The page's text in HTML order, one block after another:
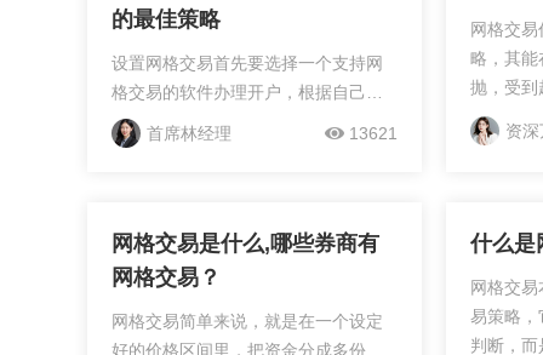
的最佳策略
设置网格交易首先要选择一个支持网
格交易的软件办理开户，根据自己的
风险承受能力和收益目标选择合适的
交易对象，列出网格表格并计算相关
首席林经理 13621
网格交
略，其能
抛，受到
学的参
重点关
资
网格交易是什么,哪些券商有
网格交易？
网格交易简单来说，就是在一个设定
好的价格区间里，把资金分成多份，
什么是
网格交
易策略，
判断，